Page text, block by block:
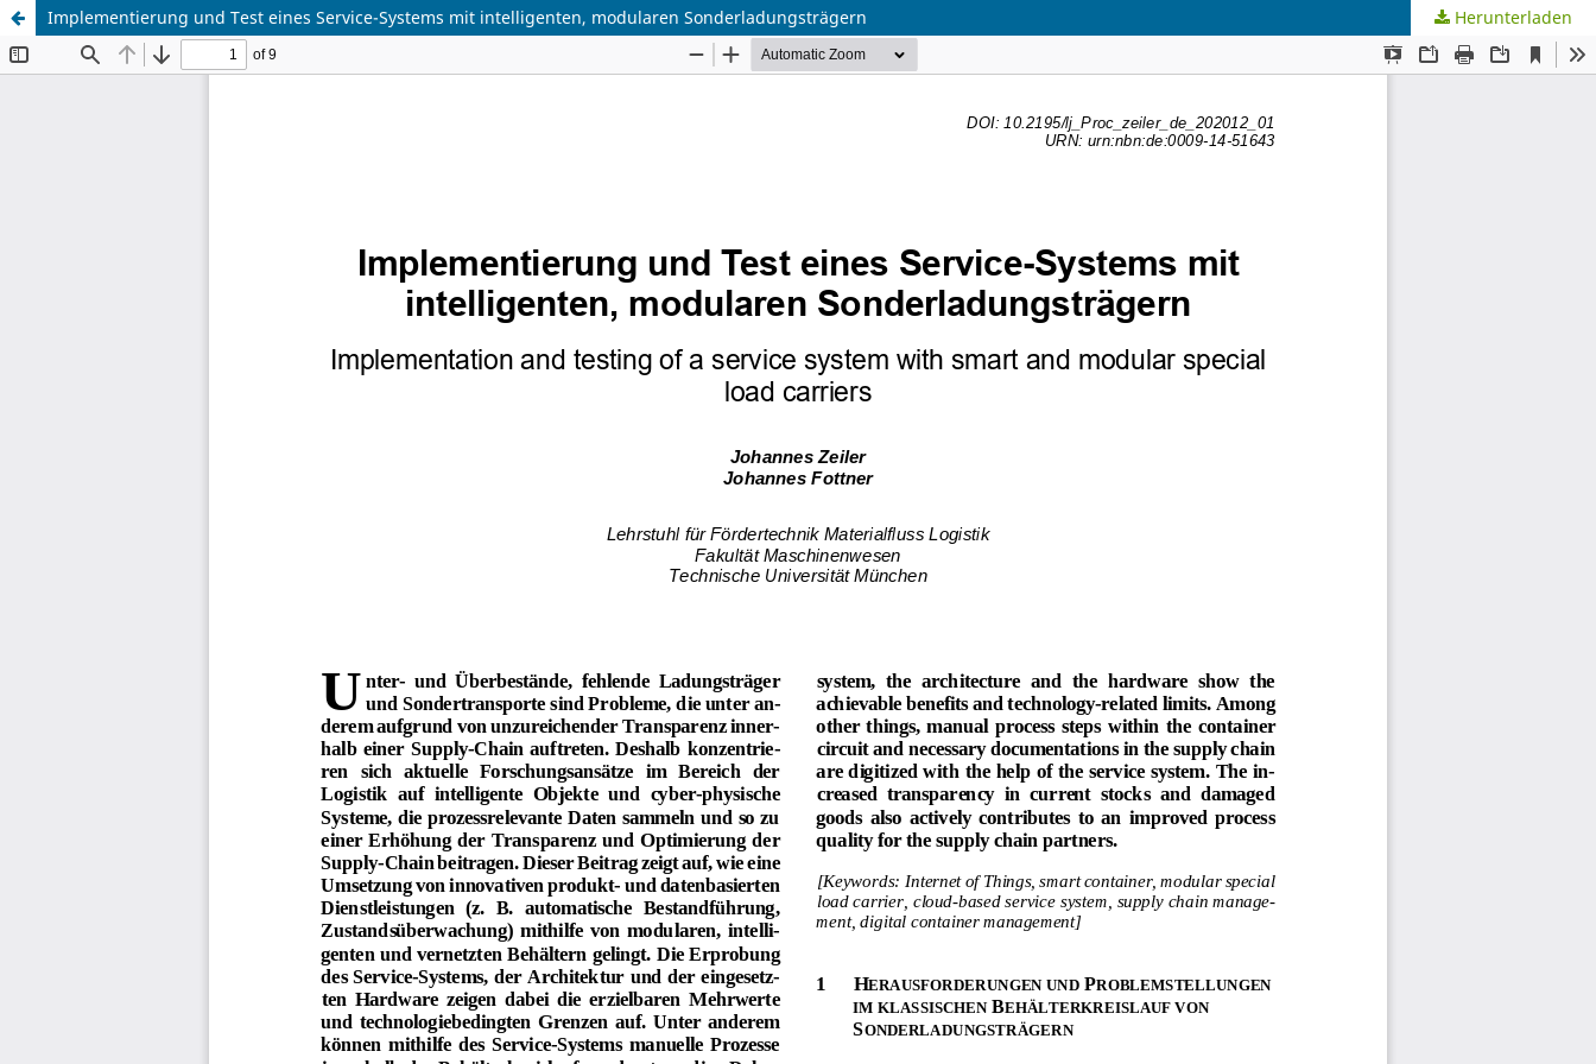
Implementierung und Test eines Service-Systems mit intelligenten, modularen Sonderladungsträgern Herunterladen